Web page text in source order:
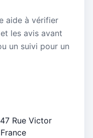
aide à vérifier
les avis avant
un suivi pour un
Rue Victor